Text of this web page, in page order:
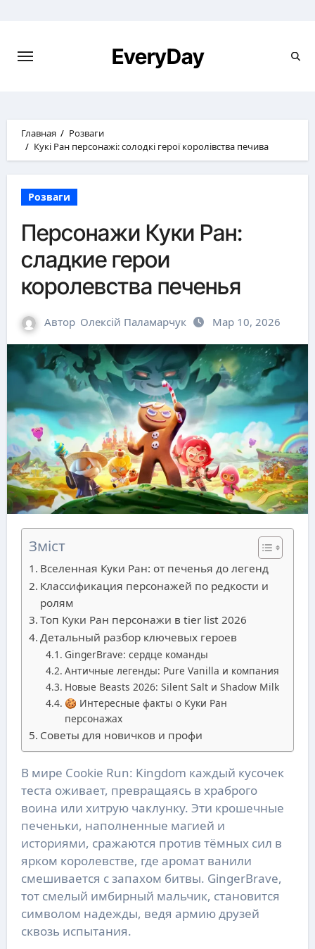
EveryDay
Главная
Розваги
Кукі Ран персонажі: солодкі герої королівства печива
Розваги
Персонажи Куки Ран:
сладкие герои
королевства печенья
Автор Олексій Паламарчук Мар 10, 2026
Зміст
Вселенная Куки Ран: от печенья до легенд
Классификация персонажей по редкости и
ролям
Топ Куки Ран персонажи в tier list 2026
Детальный разбор ключевых героев
GingerBrave: сердце команды
Античные легенды: Pure Vanilla и компания
Новые Beasts 2026: Silent Salt и Shadow Milk
🍪 Интересные факты о Куки Ран
персонажах
Советы для новичков и профи
В мире Cookie Run: Kingdom каждый кусочек
теста оживает, превращаясь в храброго
воина или хитрую чаклунку. Эти крошечные
печеньки, наполненные магией и
историями, сражаются против тёмных сил в
ярком королевстве, где аромат ванили
смешивается с запахом битвы. GingerBrave,
тот смелый имбирный мальчик, становится
символом надежды, ведя армию друзей
сквозь испытания.